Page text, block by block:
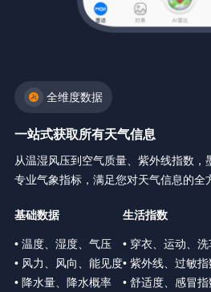
全维度数据
一站式获取所有天气信息
从温湿风压到空气质量、紫外线指数
专业气象指标，满足您对天气信息的全
基础数据
• 温度、湿度、气压
• 风力、风向、能见度
• 降水量、降水概率
生活指数
• 穿衣、运动、洗
• 紫外线、过敏指
• 舒适度、感冒指